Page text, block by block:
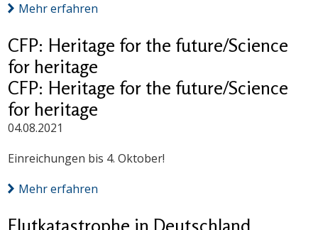
Mehr erfahren
CFP: Heritage for the future/Science
for heritage
CFP: Heritage for the future/Science
for heritage
04.08.2021
Einreichungen bis 4. Oktober!
Mehr erfahren